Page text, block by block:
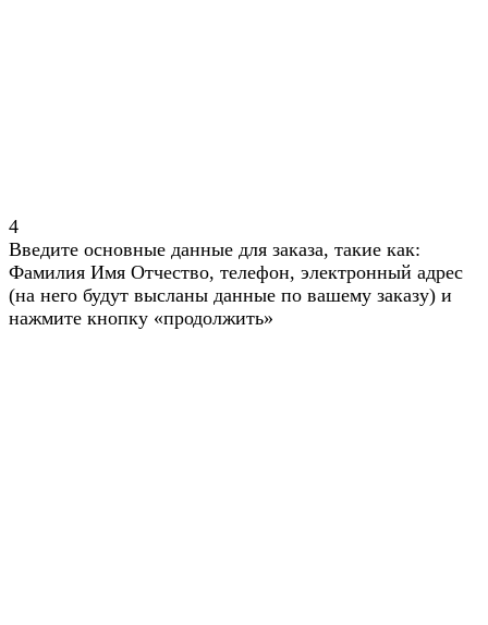
4
Введите основные данные для заказа, такие как:
Фамилия Имя Отчество, телефон, электронный адрес
(на него будут высланы данные по вашему заказу) и
нажмите кнопку «продолжить»